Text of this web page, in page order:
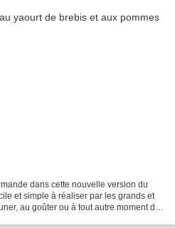
dans cette nouvelle version du
et simple à réaliser par les grands et
au goûter ou à tout autre moment de